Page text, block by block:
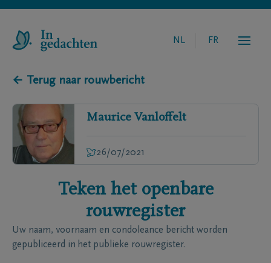
NL FR
← Terug naar rouwbericht
Maurice Vanloffelt
26/07/2021
Teken het openbare
rouwregister
Uw naam, voornaam en condoleance bericht worden
gepubliceerd in het publieke rouwregister.